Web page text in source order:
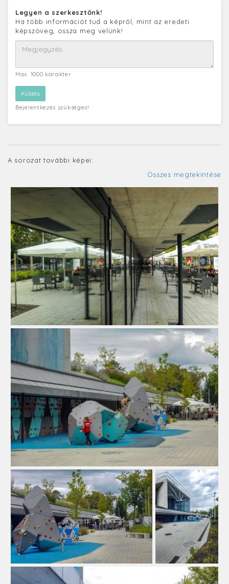
Legyen a szerkesztőnk!
Ha több információt tud a képről, mint az eredeti
képszöveg, ossza meg velünk!
Max. 1000 karakter
Bejelentkezés szükséges!
A sorozat további képei:
Összes megtekintése